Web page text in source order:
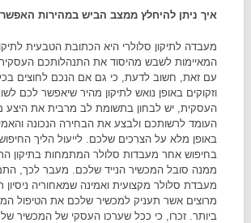
איך ניתן להיחלץ ממצב הביש במהירות
מעבדה לתיקון סלולרי היא הכתובת הטבעית
המאיימות לשבש מהיסוד את התנהלותכם
עם זאת, חשוב לדעת, כי גם אם הנכם לחוצים
וזקוקים באופן נואש לתיקון מהיר שיאפשר לכם
העסקית, יש לבחון בתשומת לב מרבית את היצע
העומד לרשותכם ולבצע את הבחירה הנכונה
באופן מלא על הצרכים שלכם. לייעול הליך
בחיפוש אחר מעבדות סלולר המתמחות בתיקון
ממנה סובל המכשיר הנייד שלכם. מעבר לכך,
מעבדת סלולר מקצועית ואמינה שמאחוריה ניסיון
מרוצים אשר תעניק למכשיר שלכם את הטיפול
ביותר. זכרו, כי ככל שערכו העסקי של המכשיר